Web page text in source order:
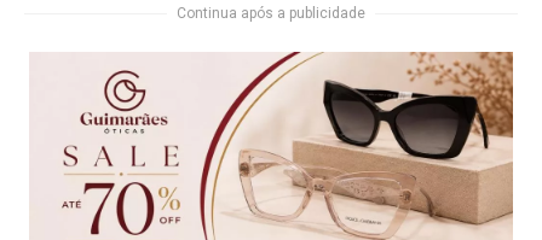
Continua após a publicidade